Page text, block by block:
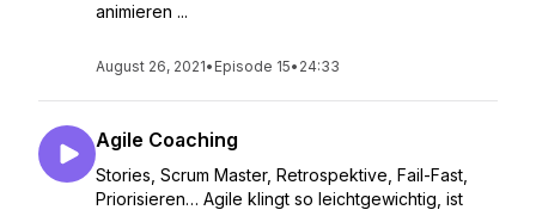
animieren ...
August 26, 2021• Episode 15• 24:33
Agile Coaching
Stories, Scrum Master, Retrospektive, Fail-Fast,
Priorisieren… Agile klingt so leichtgewichtig, ist